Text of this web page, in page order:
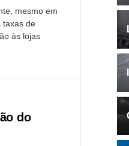
mesmo em
taxas de
às lojas
do